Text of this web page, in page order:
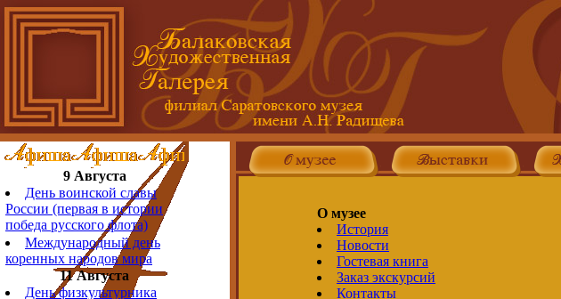
9 Августа
День воинской славы
России (первая в истории
победа русского флота)
Международный день
коренных народов мира
11 Августа
День физкультурника
О музее
История
Новости
Гостевая книга
Заказ экскурсий
Контакты